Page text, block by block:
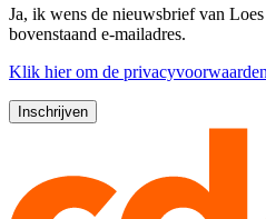
Ja, ik wens de nieuwsbrief van
bovenstaand e-mailadres.
Klik hierom de